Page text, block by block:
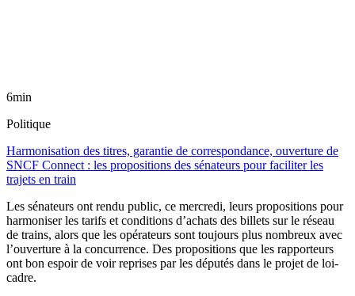
6min
Politique
Harmonisation des titres, garantie de correspondance, ouverture de
SNCF Connect : les propositions des sénateurs pour faciliter les
trajets en train
Les sénateurs ont rendu public, ce mercredi, leurs propositions pour
harmoniser les tarifs et conditions d’achats des billets sur le réseau
de trains, alors que les opérateurs sont toujours plus nombreux avec
l’ouverture à la concurrence. Des propositions que les rapporteurs
ont bon espoir de voir reprises par les députés dans le projet de loi-
cadre.